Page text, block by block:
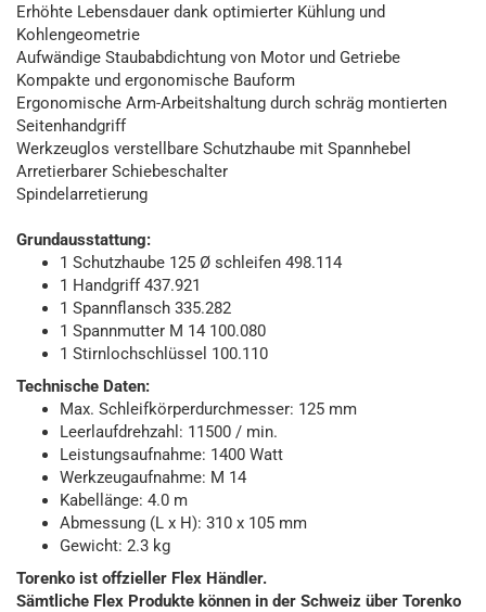
Erhöhte Lebensdauer dank optimierter Kühlung und
Kohlengeometrie
Aufwändige Staubabdichtung von Motor und Getriebe
Kompakte und ergonomische Bauform
Ergonomische Arm-Arbeitshaltung durch schräg montierten
Seitenhandgriff
Werkzeuglos verstellbare Schutzhaube mit Spannhebel
Arretierbarer Schiebeschalter
Spindelarretierung
Grundausstattung:
1 Schutzhaube 125 Ø schleifen 498.114
1 Handgriff 437.921
1 Spannflansch 335.282
1 Spannmutter M 14 100.080
1 Stirnlochschlüssel 100.110
Technische Daten:
Max. Schleifkörperdurchmesser: 125 mm
Leerlaufdrehzahl: 11500 / min.
Leistungsaufnahme: 1400 Watt
Werkzeugaufnahme: M 14
Kabellänge: 4.0 m
Abmessung (L x H): 310 x 105 mm
Gewicht: 2.3 kg
Torenko ist offzieller Flex Händler.
Sämtliche Flex Produkte können in der Schweiz über Torenko